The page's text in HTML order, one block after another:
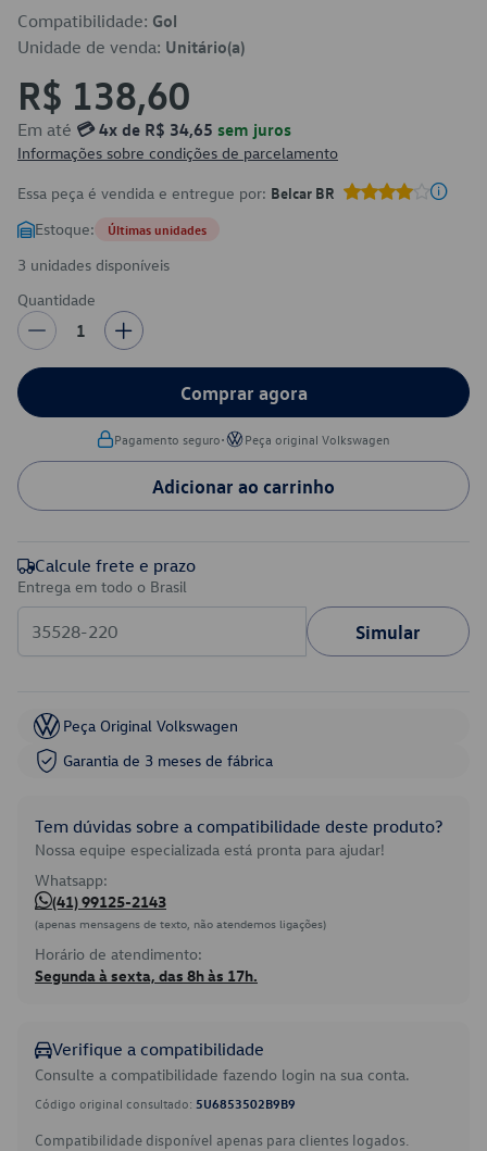
Compatibilidade: Gol
Unidade de venda: Unitário(a)
R$ 138,60
Em até 💳 4x de R$ 34,65 sem juros
Informações sobre condições de parcelamento
Essa peça é vendida e entregue por: Belcar BR
Estoque: Últimas unidades
3 unidades disponíveis
Quantidade
1
Comprar agora
Pagamento seguro• Peça original Volkswagen
Adicionar ao carrinho
Calcule frete e prazo
Entrega em todo o Brasil
Simular
Peça Original Volkswagen
Garantia de 3 meses de fábrica
Tem dúvidas sobre a compatibilidade deste produto?
Nossa equipe especializada está pronta para ajudar!
Whatsapp:
(41) 99125-2143
(apenas mensagens de texto, não atendemos ligações)
Horário de atendimento:
Segunda à sexta, das 8h às 17h.
Verifique a compatibilidade
Consulte a compatibilidade fazendo login na sua conta.
Código original consultado: 5U6853502B9B9
Compatibilidade disponível apenas para clientes logados.